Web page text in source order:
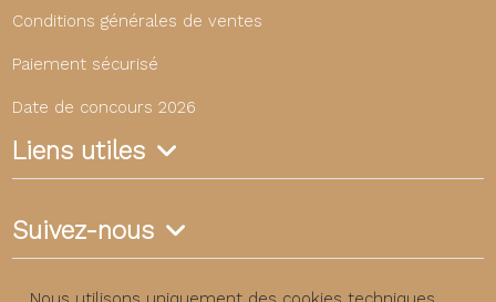
Conditions générales de ventes
Paiement sécurisé
Date de concours 2026
Liens utiles
Suivez-nous